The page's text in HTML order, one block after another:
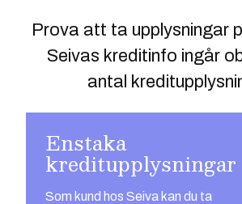
Prova att ta upplysningar
Seivas kreditinfo ingår
antal
Enstaka
kreditupplysningar
Som kund hos Seiva kan du ta